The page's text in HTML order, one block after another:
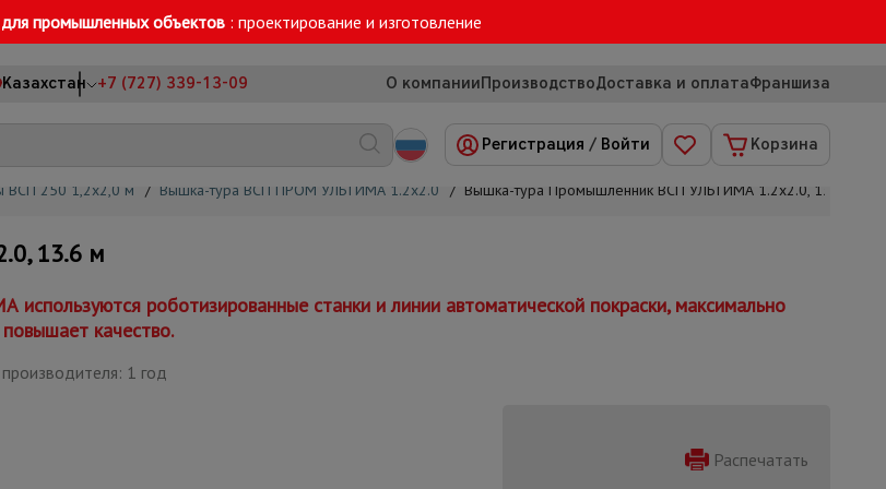
промышленных объектов : проектирование и изготовление
Казахстан +7 (727) 339-13-09 О компанииПроизводствоДоставка и оплатаФраншиза
Регистрация / Войти Корзина
ВСП 250 1,2x2,0 м / Вышка-тура ВСП ПРОМ УЛЬТИМА 1.2х2.0 / Вышка-тура Промышленник ВСП УЛЬТИМА 1.2х2.0, 13.6 м
13.6 м
роботизированные станки и линии автоматической покраски, максимально
качество.
производителя: 1 год
Распечатать